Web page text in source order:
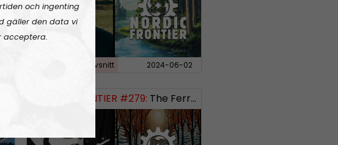
Avsnitt 2024-06-02
NORDIC FRONTIER #279: The Ferryman’s Toll
och ingenting
gäller den data vi
acceptera.